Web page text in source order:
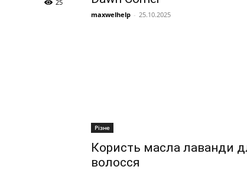
25
maxwelhelp - 25.10.2025
Різне
Користь масла лаванди
волосся